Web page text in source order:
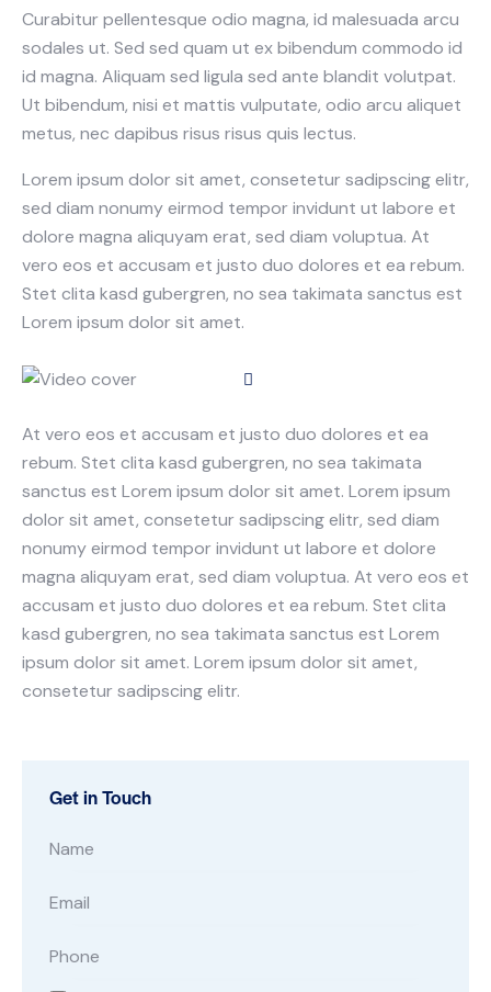
Curabitur pellentesque odio magna, id malesuada arcu
sodales ut. Sed sed quam ut ex bibendum commodo id
id magna. Aliquam sed ligula sed ante blandit volutpat.
Ut bibendum, nisi et mattis vulputate, odio arcu aliquet
metus, nec dapibus risus risus quis lectus.
Lorem ipsum dolor sit amet, consetetur sadipscing elitr,
sed diam nonumy eirmod tempor invidunt ut labore et
dolore magna aliquyam erat, sed diam voluptua. At
vero eos et accusam et justo duo dolores et ea rebum.
Stet clita kasd gubergren, no sea takimata sanctus est
Lorem ipsum dolor sit amet.
At vero eos et accusam et justo duo dolores et ea
rebum. Stet clita kasd gubergren, no sea takimata
sanctus est Lorem ipsum dolor sit amet. Lorem ipsum
dolor sit amet, consetetur sadipscing elitr, sed diam
nonumy eirmod tempor invidunt ut labore et dolore
magna aliquyam erat, sed diam voluptua. At vero eos et
accusam et justo duo dolores et ea rebum. Stet clita
kasd gubergren, no sea takimata sanctus est Lorem
ipsum dolor sit amet. Lorem ipsum dolor sit amet,
consetetur sadipscing elitr.
Get in Touch